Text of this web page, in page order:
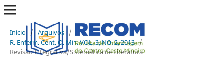
Início / Arquivos /
R. Enferm. Cent. O. Min. VOL. 3, NO. 2, 2013 /
Revisão Integrativa/Sistemática de Literatura